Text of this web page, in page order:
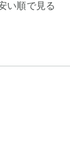
い順で見る